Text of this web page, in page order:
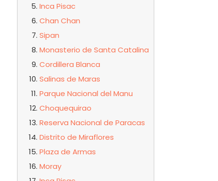
Inca Pisac
Chan Chan
Sipan
Monasterio de Santa Catalina
Cordillera Blanca
Salinas de Maras
Parque Nacional del Manu
Choquequirao
Reserva Nacional de Paracas
Distrito de Miraflores
Plaza de Armas
Moray